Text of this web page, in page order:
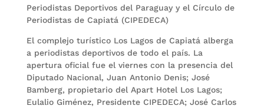
Periodistas Deportivos del Paraguay y el Círculo de
Periodistas de Capiatá (CIPEDECA)
El complejo turístico Los Lagos de Capiatá alberga
a periodistas deportivos de todo el país. La
apertura oficial fue el viernes con la presencia del
Diputado Nacional, Juan Antonio Denis; José
Bamberg, propietario del Apart Hotel Los Lagos;
Eulalio Giménez, Presidente CIPEDECA; José Carlos